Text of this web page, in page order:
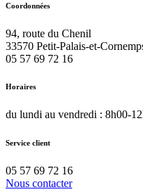
Coordonnées
94, route du Chenil
33570 Petit-Palais-et-
05 57 69 72 16
Horaires
du lundi au vendredi : 8h00-
Service client
05 57 69 72 16
Nous contacter